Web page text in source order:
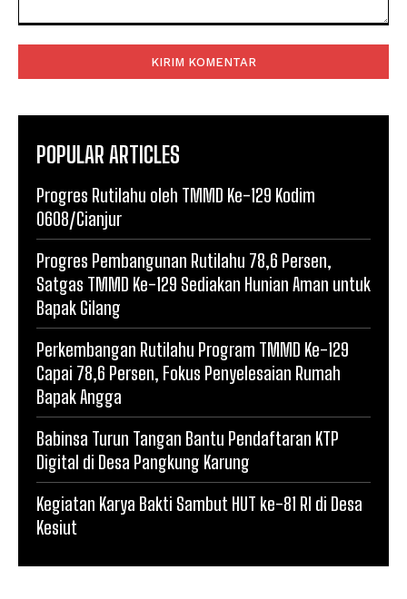
POPULAR ARTICLES
Progres Rutilahu oleh TMMD Ke-129 Kodim
0608/Cianjur
Progres Pembangunan Rutilahu 78,6 Persen,
Satgas TMMD Ke-129 Sediakan Hunian Aman untuk
Bapak Gilang
Perkembangan Rutilahu Program TMMD Ke-129
Capai 78,6 Persen, Fokus Penyelesaian Rumah
Bapak Angga
Babinsa Turun Tangan Bantu Pendaftaran KTP
Digital di Desa Pangkung Karung
Kegiatan Karya Bakti Sambut HUT ke-81 RI di Desa
Kesiut